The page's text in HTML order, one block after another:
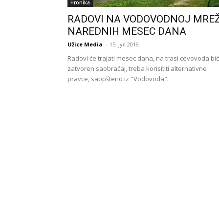
Hronika
RADOVI NA VODOVODNOJ
NAREDNIH MESEC DANA
Užice Media - 15. јул 2019.
Radovi će trajati mesec dana, na trasi cevovoda
zatvoren saobraćaj, treba korisititi alternativne
pravce, saopšteno iz "Vodovoda".